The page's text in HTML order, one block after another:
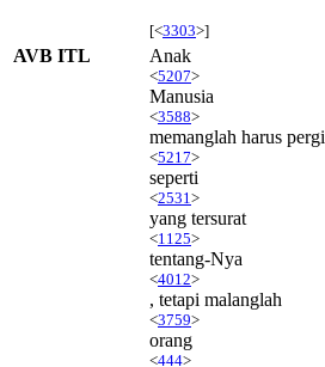
[<3303>]
AVB ITL Anak
<5207>
Manusia
<3588>
memanglah harus pergi
<5217>
seperti
<2531 >
yang tersurat
<1125>
tentang-Nya
<4012>
, tetapi malanglah
<3759>
orang
<444>